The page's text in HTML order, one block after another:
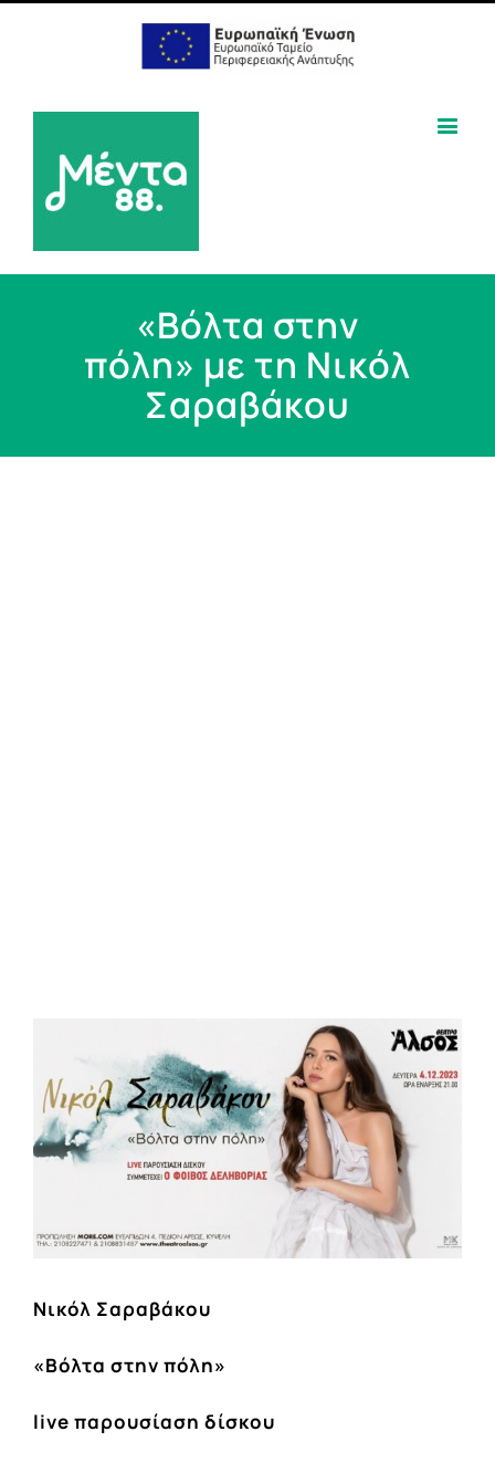
«Βόλτα στην
πόλη» με τη Νικόλ
Σαραβάκου
Larger
Image
Νικόλ Σαραβάκου
«Βόλτα στην πόλη»
live παρουσίαση δίσκου